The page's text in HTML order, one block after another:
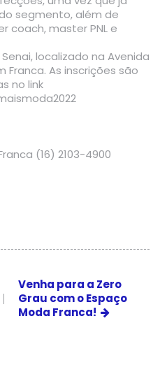
segmento, além de
coach, master PNL e
localizado na Avenida
Franca. As inscrições são
no link
(16) 2103-4900
Venha para a Zero
Grau com o Espaço
Moda Franca!